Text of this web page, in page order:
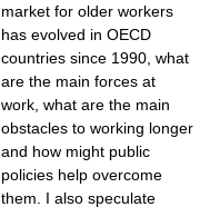
market for older workers
has evolved in OECD
countries since 1990, what
are the main forces at
work, what are the main
obstacles to working longer
and how might public
policies help overcome
them. I also speculate